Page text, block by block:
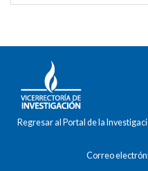
Regresar al Portal de la
Correo